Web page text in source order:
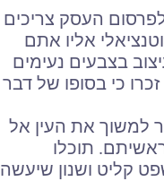
העסק צריכים
אליו אתם
בצבעים נעימים
כי בסופו של דבר
למשוך את העין אל
תוכלו
קליט ושנון שיעשה